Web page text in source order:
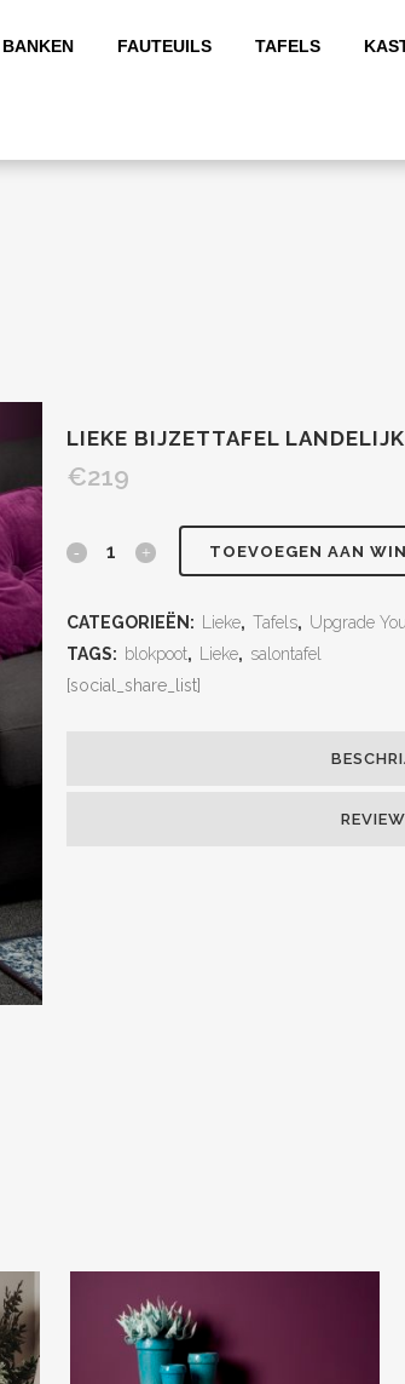
BANKEN FAUTEUILS TAFELS
LIEKE BIJZETTAFEL
€219
TOEVOEGEN AAN
CATEGORIEËN: Lieke, Tafels, Upgrade
TAGS: blokpoot, Lieke, salontafel
[social_share_list]